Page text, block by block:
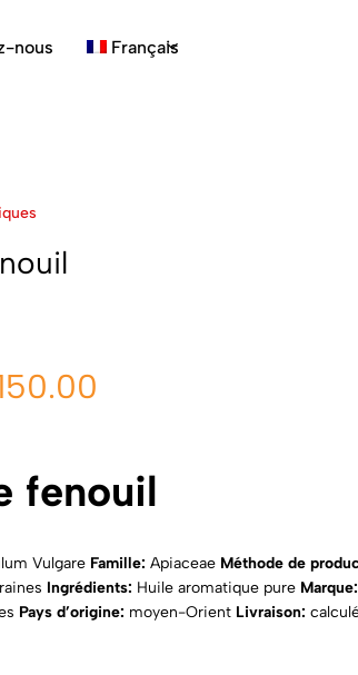
nous Français
fenouil
Vulgare Famille: Apiaceae Méthode de
Ingrédients: Huile aromatique pure Marque:
Pays d’origine: moyen-Orient Livraison: